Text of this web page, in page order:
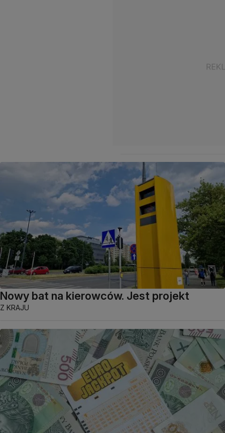
Nowy bat na kierowców. Jest projekt
Z KRAJU